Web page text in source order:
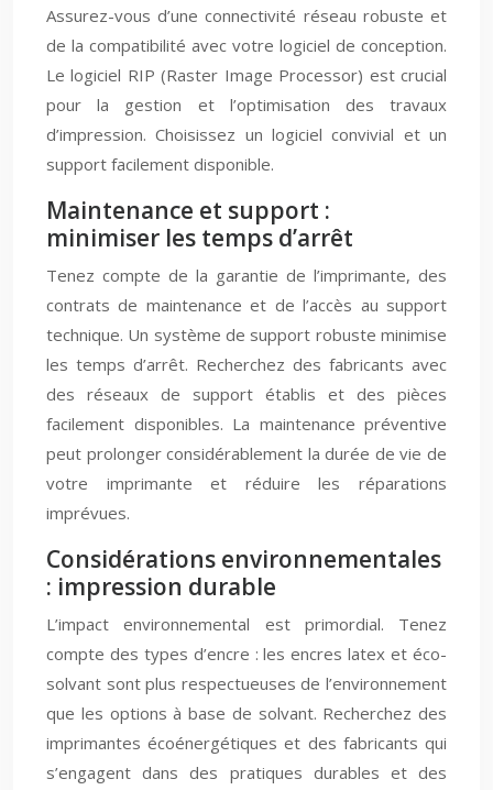
Assurez-vous d’une connectivité réseau robuste et
de la compatibilité avec votre logiciel de conception.
Le logiciel RIP (Raster Image Processor) est crucial
pour la gestion et l’optimisation des travaux
d’impression. Choisissez un logiciel convivial et un
support facilement disponible.
Maintenance et support :
minimiser les temps d’arrêt
Tenez compte de la garantie de l’imprimante, des
contrats de maintenance et de l’accès au support
technique. Un système de support robuste minimise
les temps d’arrêt. Recherchez des fabricants avec
des réseaux de support établis et des pièces
facilement disponibles. La maintenance préventive
peut prolonger considérablement la durée de vie de
votre imprimante et réduire les réparations
imprévues.
Considérations environnementales
: impression durable
L’impact environnemental est primordial. Tenez
compte des types d’encre : les encres latex et éco-
solvant sont plus respectueuses de l’environnement
que les options à base de solvant. Recherchez des
imprimantes écoénergétiques et des fabricants qui
s’engagent dans des pratiques durables et des